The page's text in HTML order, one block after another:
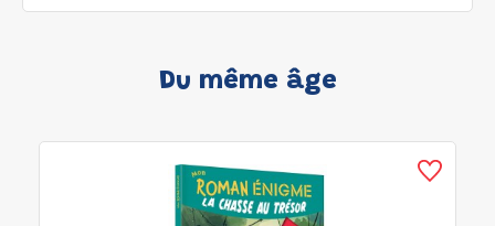
Du même âge